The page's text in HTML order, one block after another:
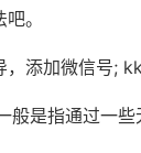
。
添加微信号;
般是指通过一